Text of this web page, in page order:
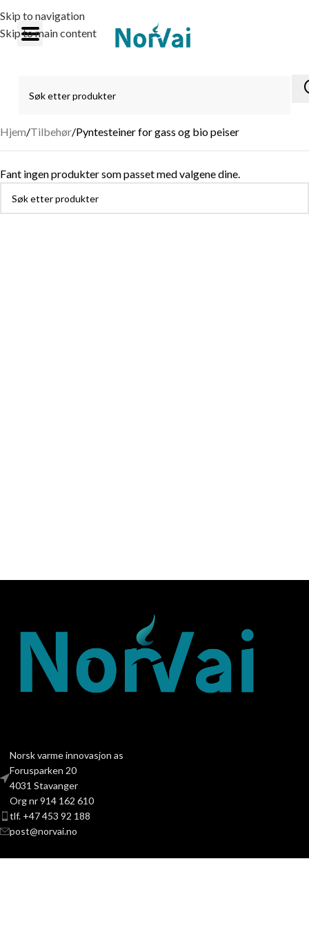
Skip to navigation
Skip to main content
Hjem Tilbehør Pyntesteiner for gass og bio peiser
Fant ingen produkter som passet med valgene dine.
Norsk varme innovasjon as
Forusparken 20
4031 Stavanger
Org nr 914 162 610
tlf. +47 453 92 188
post@norvai.no